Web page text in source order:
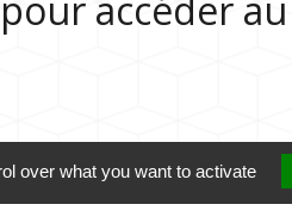
over what you want to activate